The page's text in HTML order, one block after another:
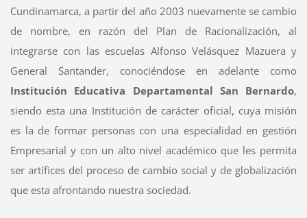
Cundinamarca, a partir del año 2003 nuevamente se cambio
de nombre, en razón del Plan de Racionalización, al
integrarse con las escuelas Alfonso Velásquez Mazuera y
General Santander, conociéndose en adelante como
Institución Educativa Departamental San Bernardo,
siendo esta una Institución de carácter oficial, cuya misión
es la de formar personas con una especialidad en gestión
Empresarial y con un alto nivel académico que les permita
ser artífices del proceso de cambio social y de globalización
que esta afrontando nuestra sociedad.